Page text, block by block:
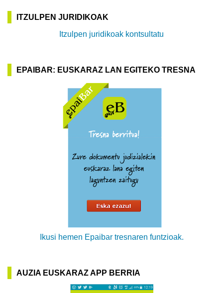
ITZULPEN JURIDIKOAK
Itzulpen juridikoak kontsultatu
EPAIBAR: EUSKARAZ LAN EGITEKO TRESNA
Ikusi hemen Epaibar tresnaren funtzioak.
AUZIA EUSKARAZ APP BERRIA